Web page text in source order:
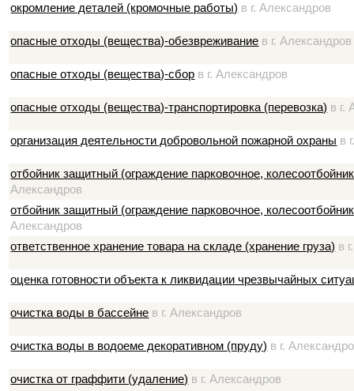
окромление деталей (кромочные работы) в г. Александров
опасные отходы (вещества)-обезвреживание в г. Александров
опасные отходы (вещества)-сбор в г. Александров
опасные отходы (вещества)-транспортировка (перевозка) в г.
организация деятельности добровольной пожарной охраны в
отбойник защитный (ограждение парковочное,
Александров
отбойник защитный (ограждение парковочное,
Александров
ответственное хранение товара на складе (хранение груза) в
оценка готовности объекта к ликвидации чрезвычайных
очистка воды в бассейне в г. Александров
очистка воды в водоеме декоративном (пруду) в г.
очистка от граффити (удаление) в г. Александров